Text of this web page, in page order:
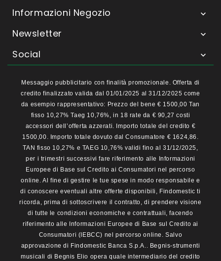
Informazioni Negozio 
Newsletter 
Social 
Messaggio pubblicitario con finalità promozionale. Offerta di
credito finalizzato valida dal 01/01/2025 al 31/12/2025 come
da esempio rappresentativo: Prezzo del bene € 1500,00 Tan
fisso 10,27% Taeg 10,76%, in 18 rate da € 90,27 costi
accessori dell’offerta azzerati. Importo totale del credito €
1500,00. Importo totale dovuto dal Consumatore € 1624,86.
TAN fisso 10,27% e TAEG 10,76% validi fino al 31/12/2025,
per i trimestri successivi fare riferimento alle Informazioni
Europee di Base sul Credito ai Consumatori nel percorso
online. Al fine di gestire le tue spese in modo responsabile e
di conoscere eventuali altre offerte disponibili, Findomestic ti
ricorda, prima di sottoscrivere il contratto, di prendere visione
di tutte le condizioni economiche e contrattuali, facendo
riferimento alle Informazioni Europee di Base sul Credito ai
Consumatori (IEBCC) nel percorso online. Salvo
approvazione di Findomestic Banca S.p.A.. Begnis-strumenti
musicali di Begnis Elio opera quale intermediario del credito